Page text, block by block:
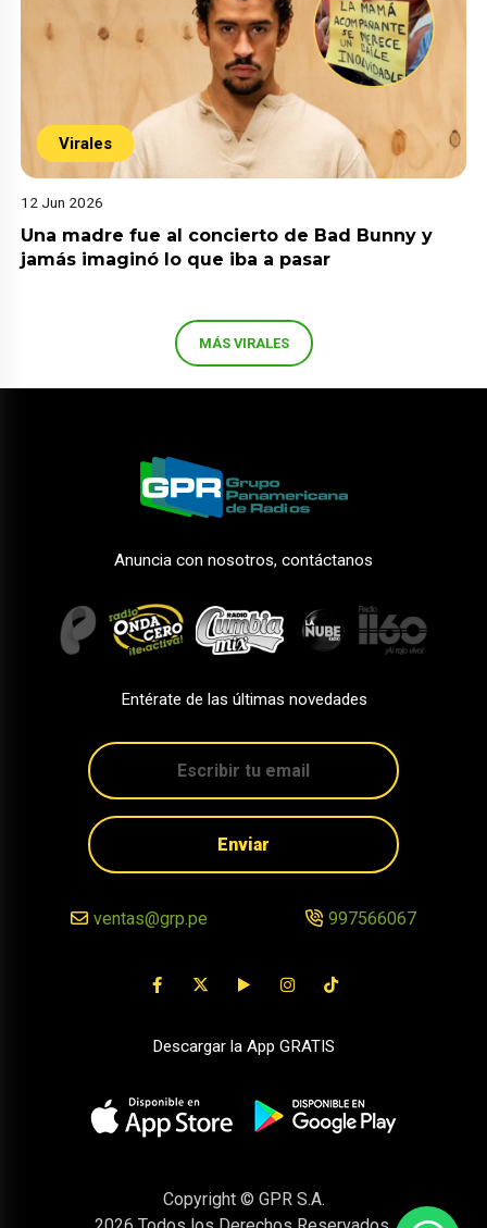
Virales
12 Jun 2026
Una madre fue al concierto de Bad Bunny y
jamás imaginó lo que iba a pasar
MÁS VIRALES
Anuncia con nosotros, contáctanos
Entérate de las últimas novedades
Enviar
ventas@grp.pe 997566067
Descargar la App GRATIS
Copyright © GPR S.A.